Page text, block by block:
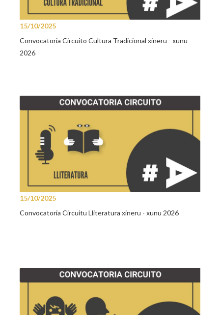
15/10/2025
Convocatoria Circuito Cultura Tradicional xineru - xunu
2026
15/10/2025
Convocatoria Circuitu Lliteratura xineru - xunu 2026